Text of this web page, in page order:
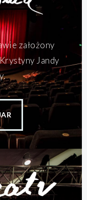
założony
Jandy